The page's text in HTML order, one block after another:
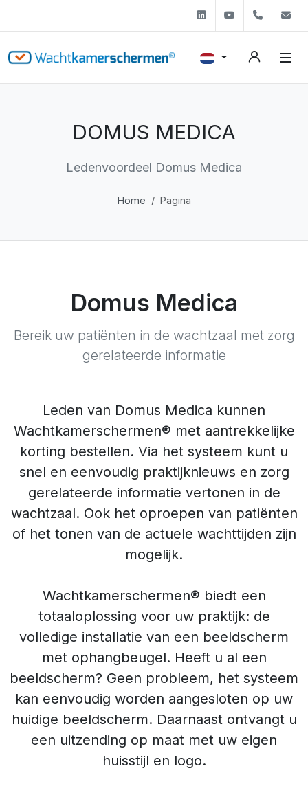
LinkedinYoutube+31
DOMUS MEDICA
Ledenvoordeel Domus Medica
Home Pagina
Domus Medica
Bereik uw patiënten in de wachtzaal met zorg
gerelateerde informatie
Leden van Domus Medica kunnen
Wachtkamerschermen® met aantrekkelijke
korting bestellen. Via het systeem kunt u
snel en eenvoudig praktijknieuws en zorg
gerelateerde informatie vertonen in de
wachtzaal. Ook het oproepen van patiënten
of het tonen van de actuele wachttijden zijn
mogelijk.
Wachtkamerschermen® biedt een
totaaloplossing voor uw praktijk: de
volledige installatie van een beeldscherm
met ophangbeugel. Heeft u al een
beeldscherm? Geen probleem, het systeem
kan eenvoudig worden aangesloten op uw
huidige beeldscherm. Daarnaast ontvangt u
een uitzending op maat met uw eigen
huisstijl en logo.